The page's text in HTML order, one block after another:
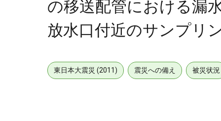
の移送配管における漏
放水口付近のサンプリ
東日本大震災 (2011) 震災への備え 被災状況